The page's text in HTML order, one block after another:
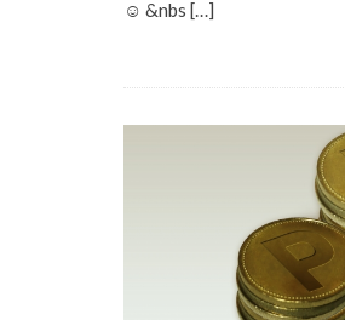
☺︎ &nbs […]